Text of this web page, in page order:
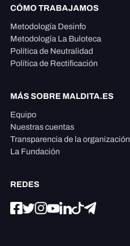
CÓMO TRABAJAMOS
Metodología Desinfo
Metodología La Buloteca
Política de Neutralidad
Política de Rectificación
MÁS SOBRE MALDITA.ES
Equipo
Nuestras cuentas
Transparencia de la organización
La Fundación
REDES